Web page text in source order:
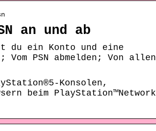
an und ab
du ein Konto und eine
Vom PSN abmelden; Von allen
Konsolen,
beim PlayStation™Network